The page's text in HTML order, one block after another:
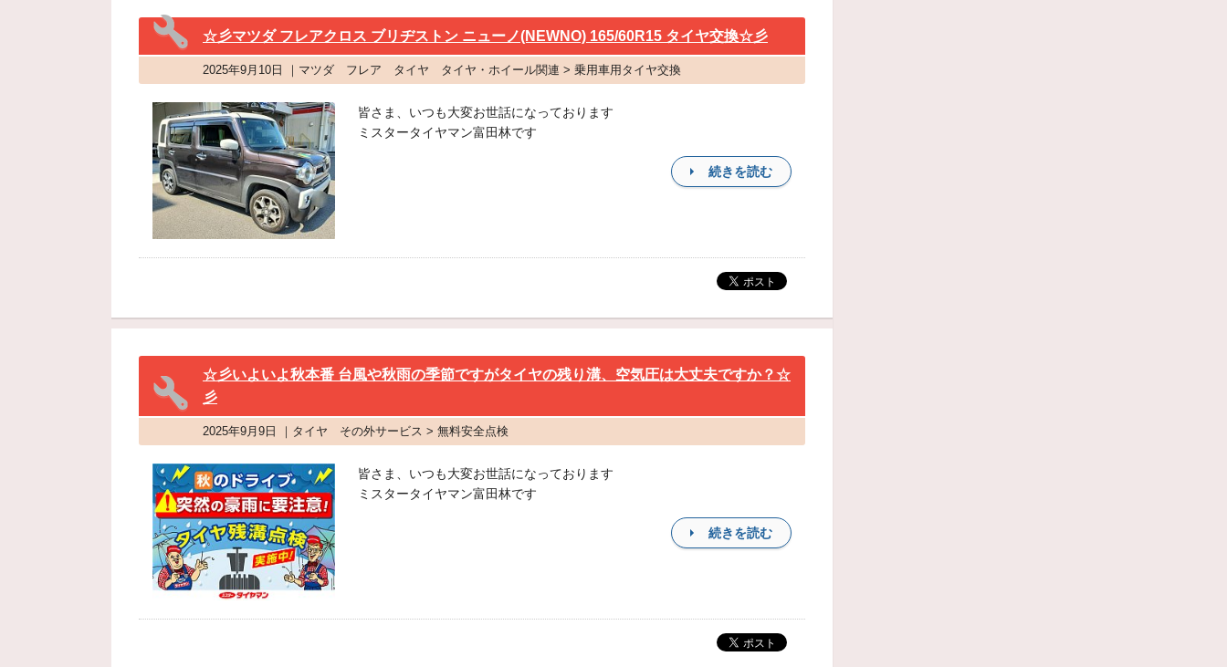
☆彡マツダ フレアクロス ブリヂストン ニューノ(NEWNO) 165/60R15 タイヤ交換☆彡
2025年9月10日 ｜マツダ フレア タイヤ タイヤ・ホイール関連 > 乗用車用タイヤ交換
皆さま、いつも大変お世話になっております
ミスタータイヤマン富田林です
続きを読む
☆彡いよいよ秋本番 台風や秋雨の季節ですがタイヤの残り溝、空気圧は大丈夫ですか？☆
彡
2025年9月9日 ｜タイヤ その外サービス > 無料安全点検
皆さま、いつも大変お世話になっております
ミスタータイヤマン富田林です
続きを読む